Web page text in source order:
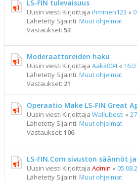
LS-FIN tulevaisuus
Uusin viesti Kirjoittaja ihminen123 «
Lähetetty Sijainti: Muut ohjelmat
Vastaukset: 53
Moderaattoreiden haku
Uusin viesti Kirjoittaja Aakk004«
Lähetetty Sijainti: Muut ohjelmat
Vastaukset: 21
Operaatio Make LS-FIN Great
Uusin viesti Kirjoittaja Wallubesti «
Lähetetty Sijainti: Muut ohjelmat
Vastaukset: 106
LS-FIN.Com sivuston säännöt
Uusin viesti Kirjoittaja Admin «
Lähetetty Sijainti: Muut ohjelmat